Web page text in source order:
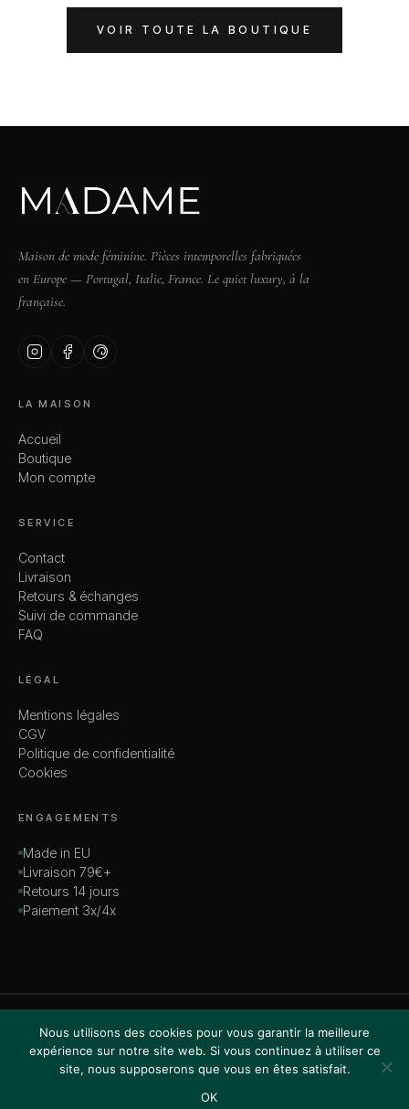
Recherche
VOIR TOUTE LA BOUTIQUE
Maison de mode féminine. Pièces intemporelles fabriquées
en Europe — Portugal, Italie, France. Le quiet luxury, à la
française.
LA MAISON
Accueil
Boutique
Mon compte
SERVICE
Contact
Livraison
Retours & échanges
Suivi de commande
FAQ
LÉGAL
Mentions légales
CGV
Politique de confidentialité
Cookies
ENGAGEMENTS
Made in EU
Livraison 79€+
Retours 14 jours
Paiement 3x/4x
VISA · MASTERCARD · AMEX · PAYPAL
Nous utilisons des cookies pour vous garantir la meilleure
expérience sur notre site web. Si vous continuez à utiliser ce
site, nous supposerons que vous en êtes satisfait.
OK